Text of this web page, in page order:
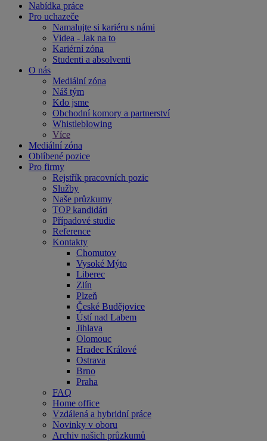
Nabídka práce
Pro uchazeče
Namalujte si kariéru s námi
Videa - Jak na to
Kariérní zóna
Studenti a absolventi
O nás
Mediální zóna
Náš tým
Kdo jsme
Obchodní komory a partnerství
Whistleblowing
Více
Mediální zóna
Oblíbené pozice
Pro firmy
Rejstřík pracovních pozic
Služby
Naše průzkumy
TOP kandidáti
Případové studie
Reference
Kontakty
Chomutov
Vysoké Mýto
Liberec
Zlín
Plzeň
České Budějovice
Ústí nad Labem
Jihlava
Olomouc
Hradec Králové
Ostrava
Brno
Praha
FAQ
Home office
Vzdálená a hybridní práce
Novinky v oboru
Archiv našich průzkumů